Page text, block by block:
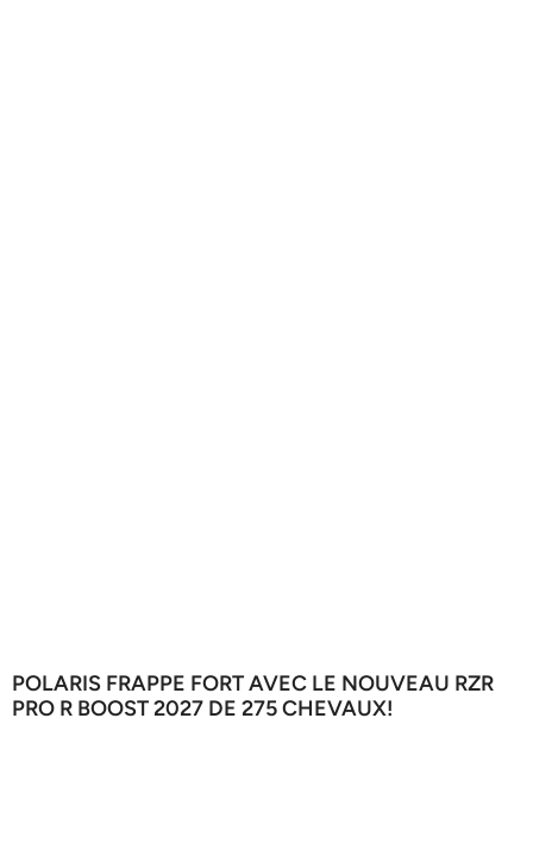
POLARIS FRAPPE FORT AVEC LE NOUVEAU RZR
PRO R BOOST 2027 DE 275 CHEVAUX!